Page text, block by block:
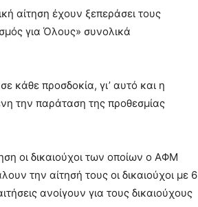
αίτηση έχουν ξεπεράσει τους
για Όλους» συνολικά
κάθε προσδοκία, γι’ αυτό και η
την παράταση της προθεσμίας
οι δικαιούχοι των οποίων ο ΑΦΜ
την αίτησή τους οι δικαιούχοι με 6
ανοίγουν για τους δικαιούχους